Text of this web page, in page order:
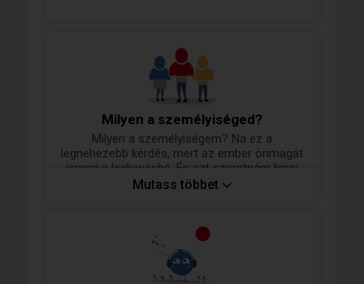
Milyen a személyiséged?
Milyen a személyiségem? Na ez a
legnehezebb kérdés, mert az ember önmagát
ismeri a legkevésbé. Én azt szeretném hinni
magamról, hogy optimista, empatikus,
szemszögéből nézve ítéli meg.
Mutass többet